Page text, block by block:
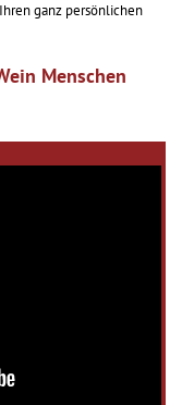
ganz persönlichen
Menschen